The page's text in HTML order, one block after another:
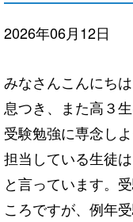
2026年06月12日
みなさんこんにち
息つき、また高３
受験勉強に専念し
担当している生徒
と言っています。
ころですが、例年